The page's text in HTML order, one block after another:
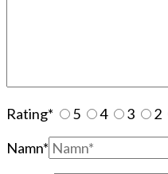
Rating* 5 4 3 2
Namn*